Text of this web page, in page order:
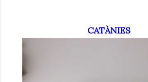
CATÀNIES